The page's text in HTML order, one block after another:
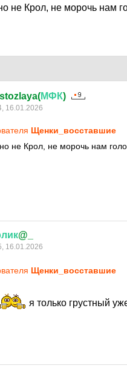
не Крол, не морочь нам
МФК)
16.01.2026
Щенки_восставшие
не Крол, не морочь нам
@_
16.01.2026
Щенки_восставшие
я только грустный